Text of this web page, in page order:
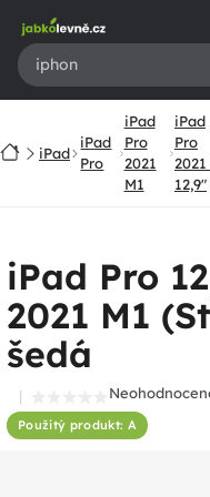
obsah
DomůiPad
iPad
Pro
iPad
Pro
2021
M1
iPad
Pro
2021
12,9"
iPad Pro
2021 M1
šedá
Použitý produkt: A
Průměrné
hodnocení